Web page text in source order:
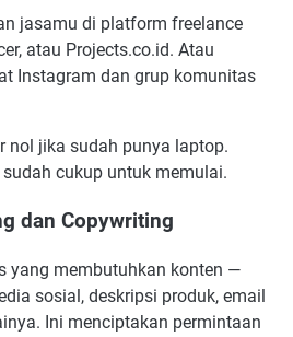
jasamu di platform freelance
atau Projects.co.id. Atau
Instagram dan grup komunitas
nol jika sudah punya laptop.
cukup untuk memulai.
dan Copywriting
yang membutuhkan konten —
sosial, deskripsi produk, email
Ini menciptakan permintaan